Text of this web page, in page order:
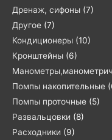
Дренаж, сифоны (7)
Другое (7)
Кондиционеры (10)
Кронштейны (6)
Помпы накопительные
Помпы проточные (5)
Развальцовки (8)
Расходники (9)